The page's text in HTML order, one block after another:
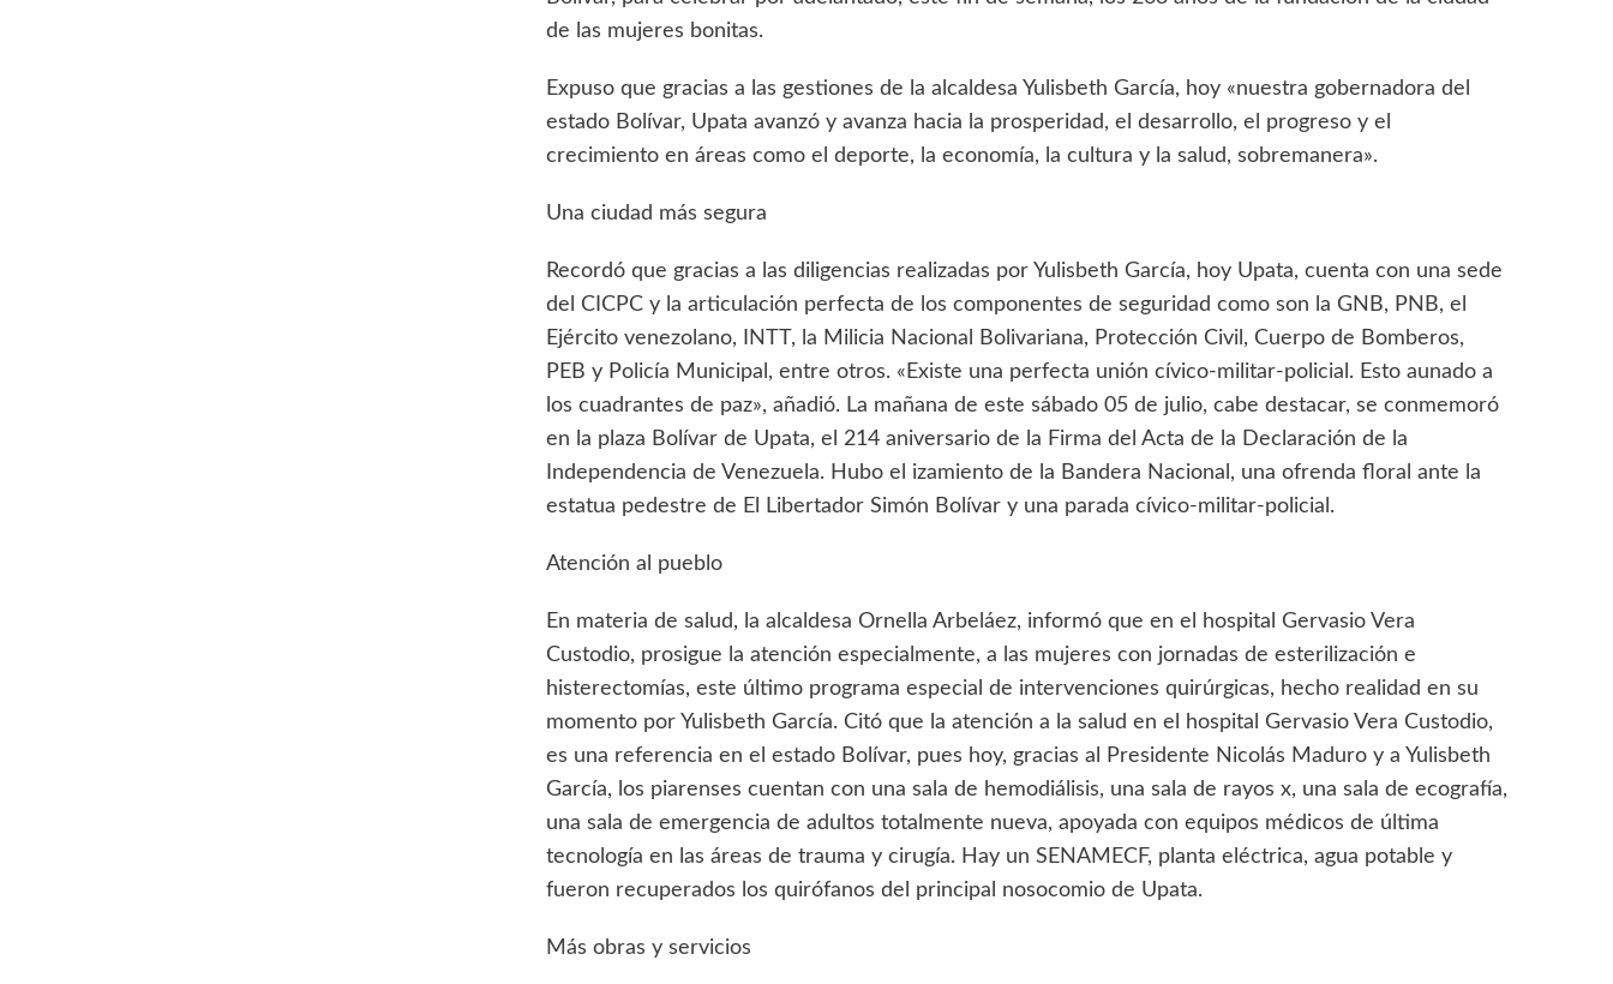
de las mujeres bonitas.
Expuso que gracias a las gestiones de la alcaldesa Yulisbeth García, hoy «nuestra gobernadora del
estado Bolívar, Upata avanzó y avanza hacia la prosperidad, el desarrollo, el progreso y el
crecimiento en áreas como el deporte, la economía, la cultura y la salud, sobremanera».
Una ciudad más segura
Recordó que gracias a las diligencias realizadas por Yulisbeth García, hoy Upata, cuenta con una sede
del CICPC y la articulación perfecta de los componentes de seguridad como son la GNB, PNB, el
Ejército venezolano, INTT, la Milicia Nacional Bolivariana, Protección Civil, Cuerpo de Bomberos,
PEB y Policía Municipal, entre otros. «Existe una perfecta unión cívico-militar-policial. Esto aunado a
los cuadrantes de paz», añadió. La mañana de este sábado 05 de julio, cabe destacar, se conmemoró
en la plaza Bolívar de Upata, el 214 aniversario de la Firma del Acta de la Declaración de la
Independencia de Venezuela. Hubo el izamiento de la Bandera Nacional, una ofrenda floral ante la
estatua pedestre de El Libertador Simón Bolívar y una parada cívico-militar-policial.
Atención al pueblo
En materia de salud, la alcaldesa Ornella Arbeláez, informó que en el hospital Gervasio Vera
Custodio, prosigue la atención especialmente, a las mujeres con jornadas de esterilización e
histerectomías, este último programa especial de intervenciones quirúrgicas, hecho realidad en su
momento por Yulisbeth García. Citó que la atención a la salud en el hospital Gervasio Vera Custodio,
es una referencia en el estado Bolívar, pues hoy, gracias al Presidente Nicolás Maduro y a Yulisbeth
García, los piarenses cuentan con una sala de hemodiálisis, una sala de rayos x, una sala de ecografía,
una sala de emergencia de adultos totalmente nueva, apoyada con equipos médicos de última
tecnología en las áreas de trauma y cirugía. Hay un SENAMECF, planta eléctrica, agua potable y
fueron recuperados los quirófanos del principal nosocomio de Upata.
Más obras y servicios